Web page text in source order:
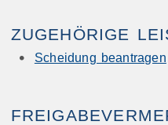
ZUGEHÖRIGE
Scheidung beantragen